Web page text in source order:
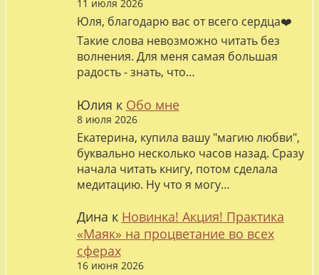
11 июля 2026
Юля, благодарю вас от всего сердца❤️
Такие слова невозможно читать без
волнения. Для меня самая большая
радость - знать, что…
Юлия к Обо мне
8 июля 2026
Екатерина, купила вашу "магию любви",
буквально несколько часов назад. Сразу
начала читать книгу, потом сделала
медитацию. Ну что я могу…
Дина к Новинка! Акция! Практика
«Маяк» на процветание во всех
сферах
16 июня 2026